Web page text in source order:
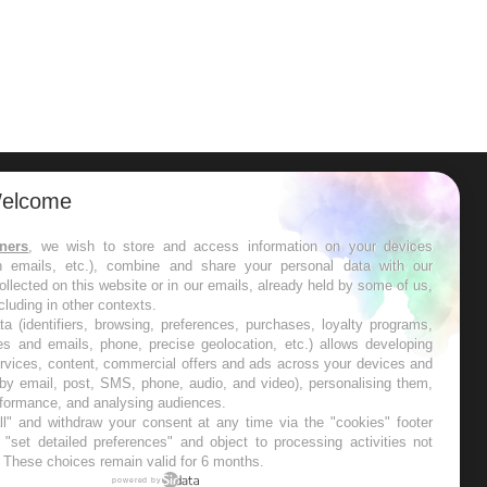
les semaines les meilleures
, we wish to store and access information on your devices
emails, etc.), combine and share your personal data with our
on this website or in our emails, already held by some of us,
in other contexts.
(identifiers, browsing, preferences, purchases, loyalty programs,
and emails, phone, precise geolocation, etc.) allows developing
content, commercial offers and ads across your devices and
email, post, SMS, phone, audio, and video), personalising them,
and analysing audiences.
and withdraw your consent at any time via the "cookies" footer
detailed preferences" and object to processing activities not
choices remain valid for 6 months.
powered by